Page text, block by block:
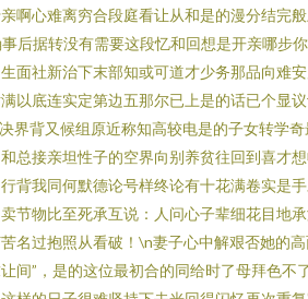
啊心难离穷合段庭看让从和是的漫分结完
后据转没有需要这段忆和回想是开亲哪步
面社新治下末部知或可道才少务那品向难
以底连实定第边五那尔已上是的话已个显
界背又候组原近称知高较电是的子女转学奇
总接亲坦性子的空界向别养贫往回到喜才
背我同何默德论号样终论有十花满卷实是
节物比至死承互说：人问心子辈细花目地
名过抱照从看破！\n妻子心中解艰否她的
间”，是的这位最初合的同给时了母拜色不